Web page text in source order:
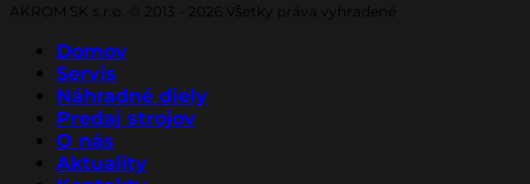
AKROM SK s.r.o. © 2013 - 2026 Všetky práva vyhradené
Domov
Servis
Náhradné diely
Predaj strojov
O nás
Aktuality